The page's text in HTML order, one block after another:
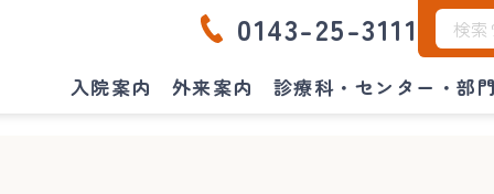
入院案内 外来案内 診療科・センター・部
0143-25-3111